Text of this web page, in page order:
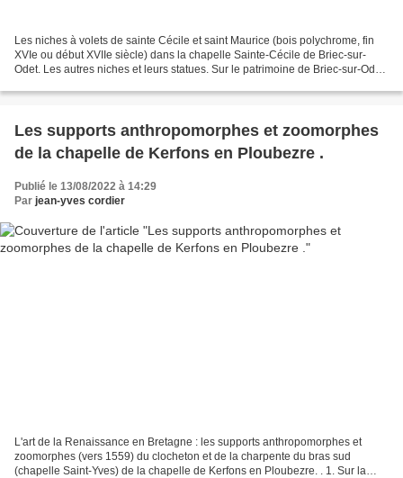
Les niches à volets de sainte Cécile et saint Maurice (bois polychrome, fin
XVIe ou début XVIIe siècle) dans la chapelle Sainte-Cécile de Briec-sur-
Odet. Les autres niches et leurs statues. Sur le patrimoine de Briec-sur-Odet,
Les supports anthropomorphes et zoomorphes
de la chapelle de Kerfons en Ploubezre .
Publié le 13/08/2022 à 14:29
Par jean-yves cordier
L'art de la Renaissance en Bretagne : les supports anthropomorphes et
zoomorphes (vers 1559) du clocheton et de la charpente du bras sud
(chapelle Saint-Yves) de la chapelle de Kerfons en Ploubezre. . 1. Sur la